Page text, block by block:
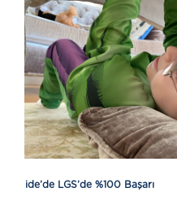
ide’de LGS’de %100 Başarı